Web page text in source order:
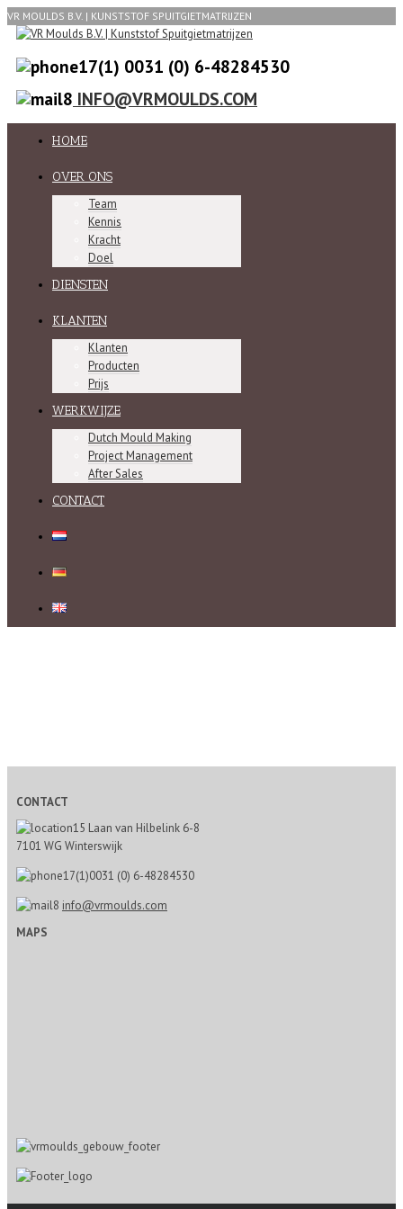
VR MOULDS B.V. | KUNSTSTOF SPUITGIETMATRIJZEN
0031 (0) 6-48284530
INFO@VRMOULDS.COM
HOME
OVER ONS
Team
Kennis
Kracht
Doel
DIENSTEN
KLANTEN
Klanten
Producten
Prijs
WERKWIJZE
Dutch Mould Making
Project Management
After Sales
CONTACT
CONTACT
Laan van Hilbelink 6-8
7101 WG Winterswijk
0031 (0) 6-48284530
info@vrmoulds.com
MAPS